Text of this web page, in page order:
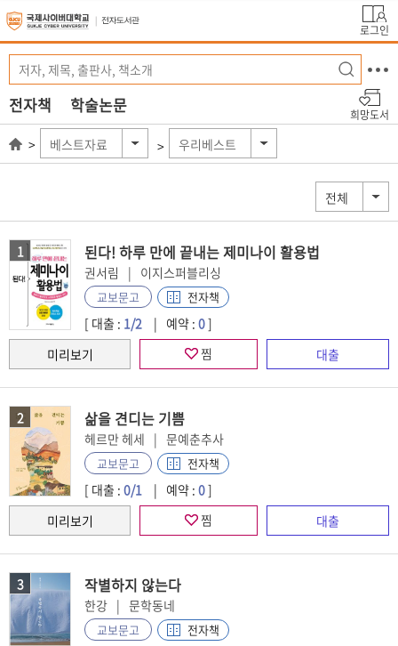
로그인
전자책 학술논문 희망도서
베스트자료 우리베스트
전체
1 된다! 하루 만에 끝내는 제미나이 활용법
권서림 이지스퍼블리싱
교보문고 전자책
[ 대출 : 1/2 예약 : 0]
찜
2 삶을 견디는 기쁨
헤르만 헤세 문예춘추사
교보문고 전자책
[ 대출 : 0/1 예약 : 0]
찜
3 작별하지 않는다
한강 문학동네
교보문고 전자책